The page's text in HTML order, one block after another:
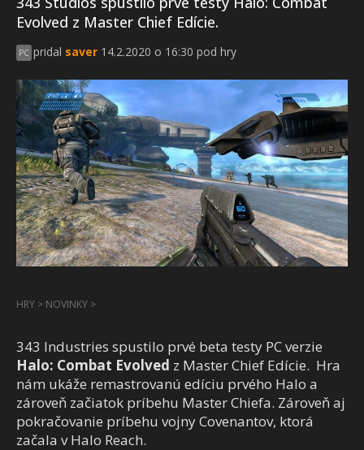
Evolved z Master Chief Edície.
PC pridal saver 14.2.2020 o 16:30 pod hry
HRY > NOVINKY >
343 Industries spustilo prvé beta testy PC verzie
Halo: Combat Evolved z Master Chief Edície. Hra
nám ukáže remastrovanú edíciu prvého Halo a
zároveň začiatok príbehu Master Chiefa. Zároveň aj
pokračovanie príbehu vojny Covenantov, ktorá
začala v Halo Reach.